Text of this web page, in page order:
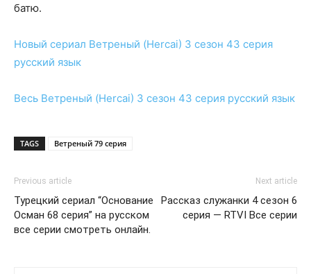
батю.
Новый сериал Ветреный (Hercai) 3 сезон 43 серия
русский язык
Весь Ветреный (Hercai) 3 сезон 43 серия русский язык
TAGS Ветреный 79 серия
Previous article
Турецкий сериал “Основание
Осман 68 серия” на русском
все серии смотреть онлайн.
Next article
Рассказ служанки 4 сезон 6
серия — RTVI Все серии